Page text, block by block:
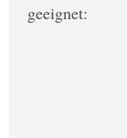
geeignet: